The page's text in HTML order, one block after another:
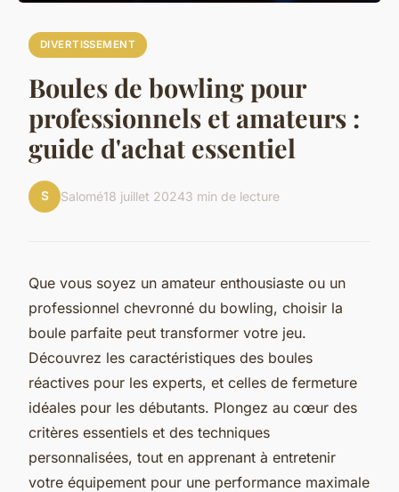
DIVERTISSEMENT
Boules de bowling pour
professionnels et amateurs :
guide d'achat essentiel
S Salomé18 juillet 20243 min de lecture
Que vous soyez un amateur enthousiaste ou un
professionnel chevronné du bowling, choisir la
boule parfaite peut transformer votre jeu.
Découvrez les caractéristiques des boules
réactives pour les experts, et celles de fermeture
idéales pour les débutants. Plongez au cœur des
critères essentiels et des techniques
personnalisées, tout en apprenant à entretenir
votre équipement pour une performance maximale